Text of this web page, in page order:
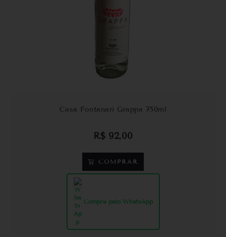
Casa Fontanari Grappa 750ml
R$ 92,00
COMPRAR
Compre pelo WhatsApp